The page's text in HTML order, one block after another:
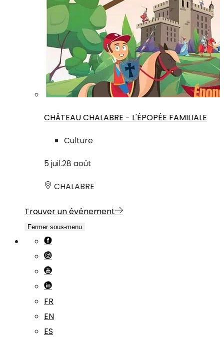
CHÂTEAU CHALABRE - L'ÉPOPÉE FAMILIALE
Culture
5 juil.28 août
CHALABRE
Trouver un événement
Fermer sous-menu
FR
EN
ES